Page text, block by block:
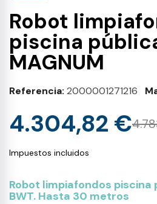
Robot
piscina
MAGNUM
Referencia 2000001271216
4.304,82 €
Impuestos incluidos
Robot limpiafondos piscina
BWT. Hasta 30 metros